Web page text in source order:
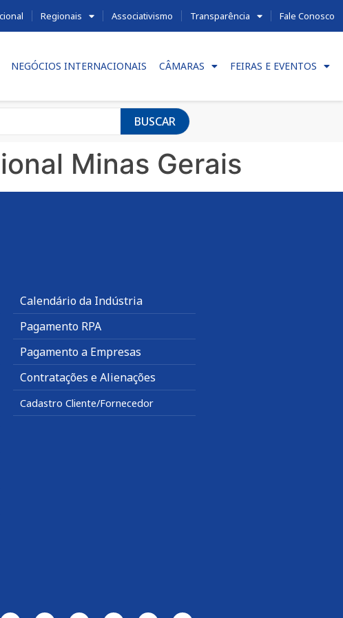
Regionais Associativismo Transparência Fale Conosco
NEGÓCIOS INTERNACIONAIS CÂMARAS FEIRAS E EVENTOS
BUSCAR
Minas Gerais
Calendário da Indústria
Pagamento RPA
Pagamento a Empresas
Contratações e Alienações
Cadastro Cliente/Fornecedor